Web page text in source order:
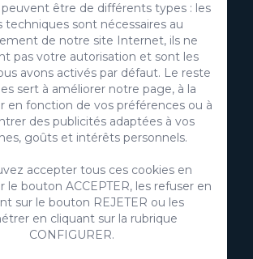
l'utilisation de mes données personnelles pour
la publicité de votre entité.
l'utilisation de mes données aux fins indiquées
de confidentialité
obtenir plus d'informations sur la protection de
personnelles via le lien suivant:Informations de
protection des données
peuvent être de différents types : les
techniques sont nécessaires au
de notre site Internet, ils ne
pas votre autorisation et sont les
avons activés par défaut. Le reste
sert à améliorer notre page, à la
en fonction de vos préférences ou à
des publicités adaptées à vos
goûts et intérêts personnels.
accepter tous ces cookies en
le bouton ACCEPTER, les refuser en
sur le bouton REJETER ou les
en cliquant sur la rubrique
CONFIGURER.